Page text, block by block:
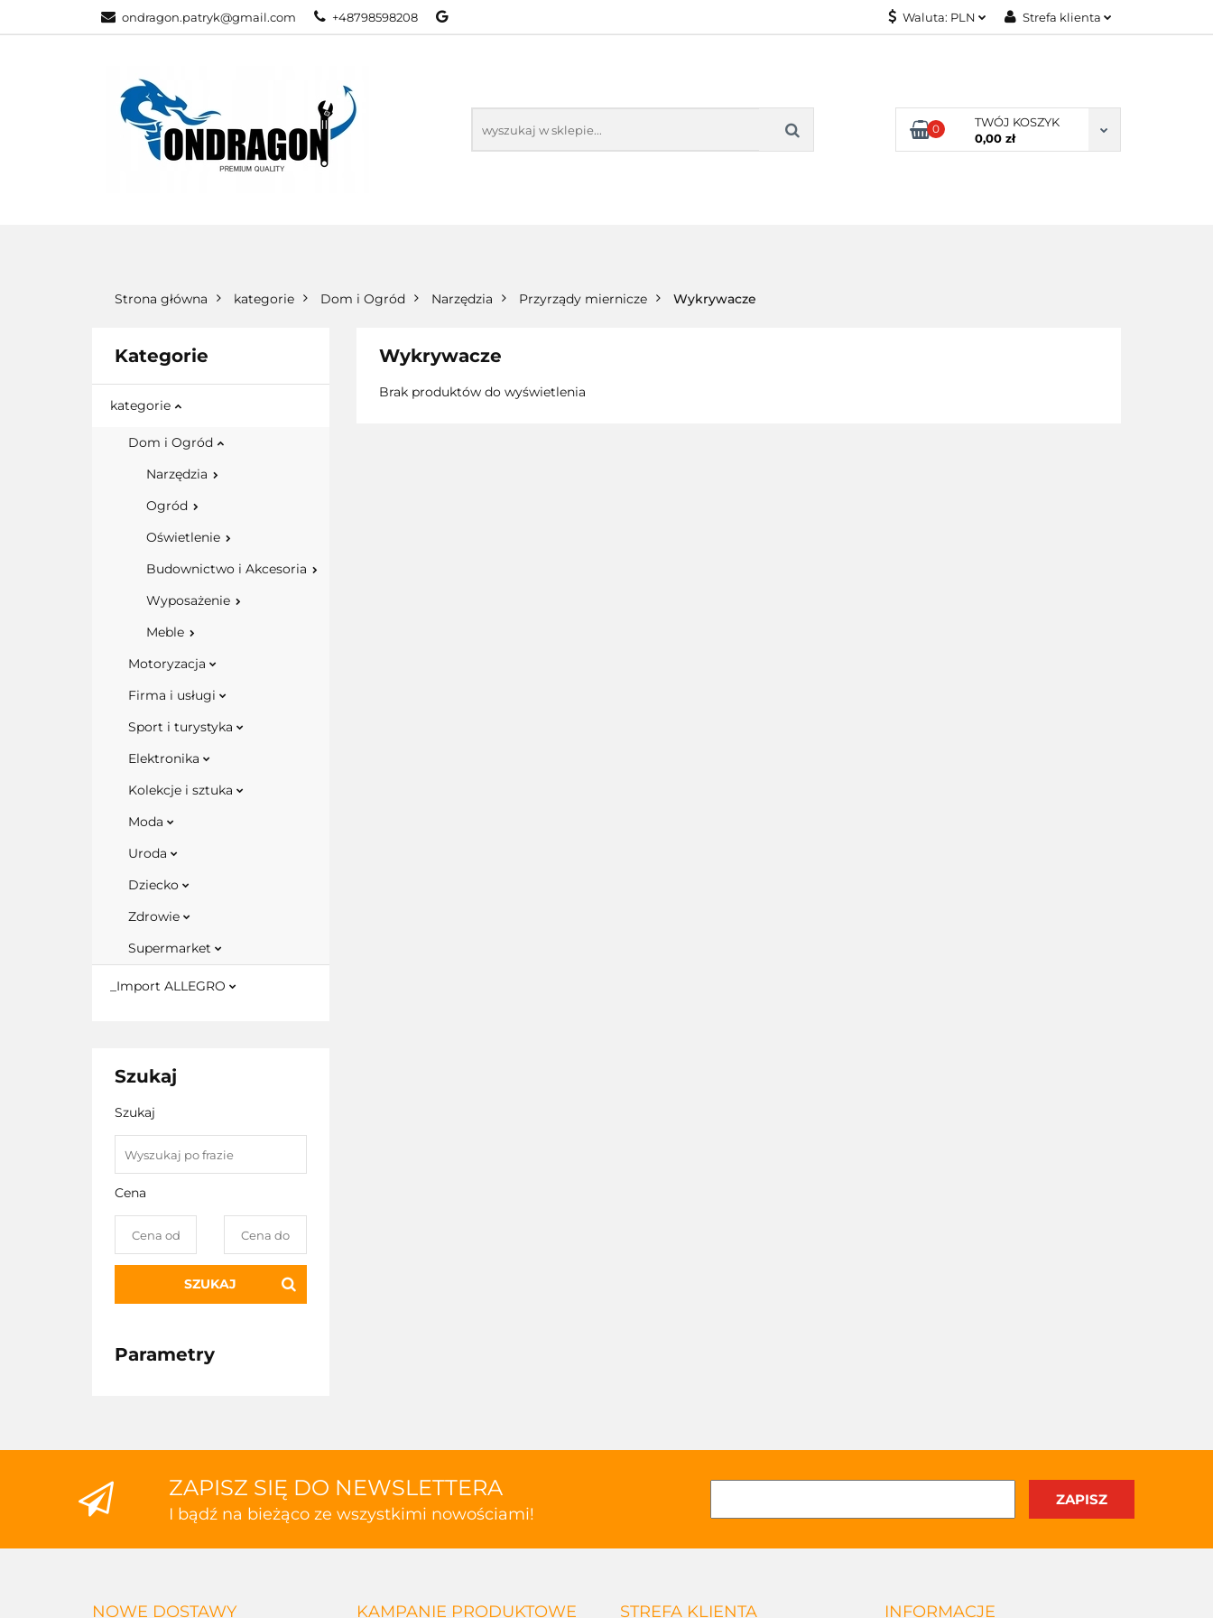
ondragon.patryk@gmail.com +48798598208 Waluta: PLN Strefa klienta
Dodaj zgłoszenie
Zgody cookies
0
TWÓJ KOSZYK
0,00 zł
KATEGORIE NOWOŚCI KONTAKT
Strona główna kategorie Dom i Ogród Narzędzia Przyrządy miernicze Wykrywacze
Kategorie
kategorie
Dom i Ogród
Narzędzia
Ogród
Oświetlenie
Budownictwo i Akcesoria
Wyposażenie
Meble
Motoryzacja
Firma i usługi
Sport i turystyka
Elektronika
Kolekcje i sztuka
Moda
Uroda
Dziecko
Zdrowie
Supermarket
_Import ALLEGRO
Szukaj
Szukaj
Cena
SZUKAJ
Parametry
Wykrywacze
Brak produktów do wyświetlenia
ZAPISZ SIĘ DO NEWSLETTERA
I bądź na bieżąco ze wszystkimi nowościami!
NOWE DOSTAWY KAMPANIE PRODUKTOWE STREFA KLIENTA INFORMACJE